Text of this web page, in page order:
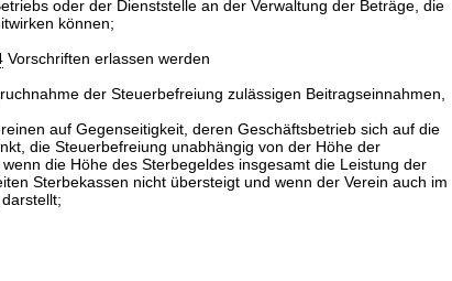
oder der Dienststelle an der Verwaltung der Beträge, die
können;
Vorschriften erlassen werden
der Steuerbefreiung zulässigen Beitragseinnahmen,
auf Gegenseitigkeit, deren Geschäftsbetrieb sich auf die
die Steuerbefreiung unabhängig von der Höhe der
die Höhe des Sterbegeldes insgesamt die Leistung der
Sterbekassen nicht übersteigt und wenn der Verein auch im